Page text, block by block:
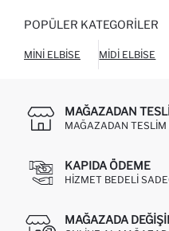
POPÜLER KATEGORILER
MINI ELBISE MIDI ELBISE
MAĞAZADAN
MAĞAZADAN TESLIM
KAPIDA ÖDEME
HIZMET BEDELI
MAĞAZADA